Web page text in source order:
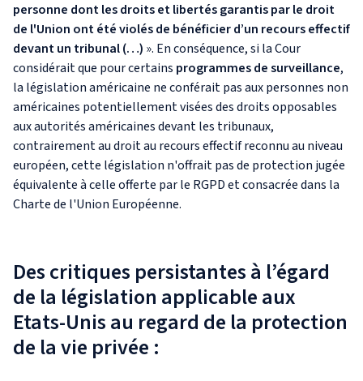
personne dont les droits et libertés garantis par le droit
de l'Union ont été violés de bénéficier d’un recours effectif
devant un tribunal (…) ». En conséquence, si la Cour
considérait que pour certains programmes de surveillance,
la législation américaine ne conférait pas aux personnes non
américaines potentiellement visées des droits opposables
aux autorités américaines devant les tribunaux,
contrairement au droit au recours effectif reconnu au niveau
européen, cette législation n'offrait pas de protection jugée
équivalente à celle offerte par le RGPD et consacrée dans la
Charte de l'Union Européenne.
Des critiques persistantes à l’égard
de la législation applicable aux
Etats-Unis au regard de la protection
de la vie privée :